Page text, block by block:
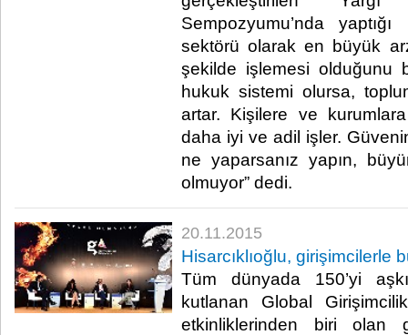
Sempozyumu’nda
sektörü olarak en büyük
şekilde işlemesi olduğunu
hukuk sistemi olursa,
artar. Kişilere ve
daha iyi ve adil işler.
ne yaparsanız yapın,
olmuyor” dedi.​
20.11.2015
Hisarcıklıoğlu, girişimcilerle
Tüm dünyada 150’yi
kutlanan Global
etkinliklerinden biri olan